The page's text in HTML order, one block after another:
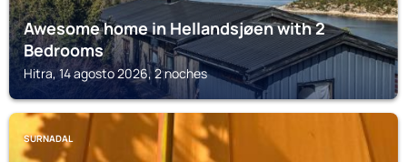
Awesome home in Hellandsjøen with 2
Bedrooms
Hitra, 14 agosto 2026, 2 noches
SURNADAL